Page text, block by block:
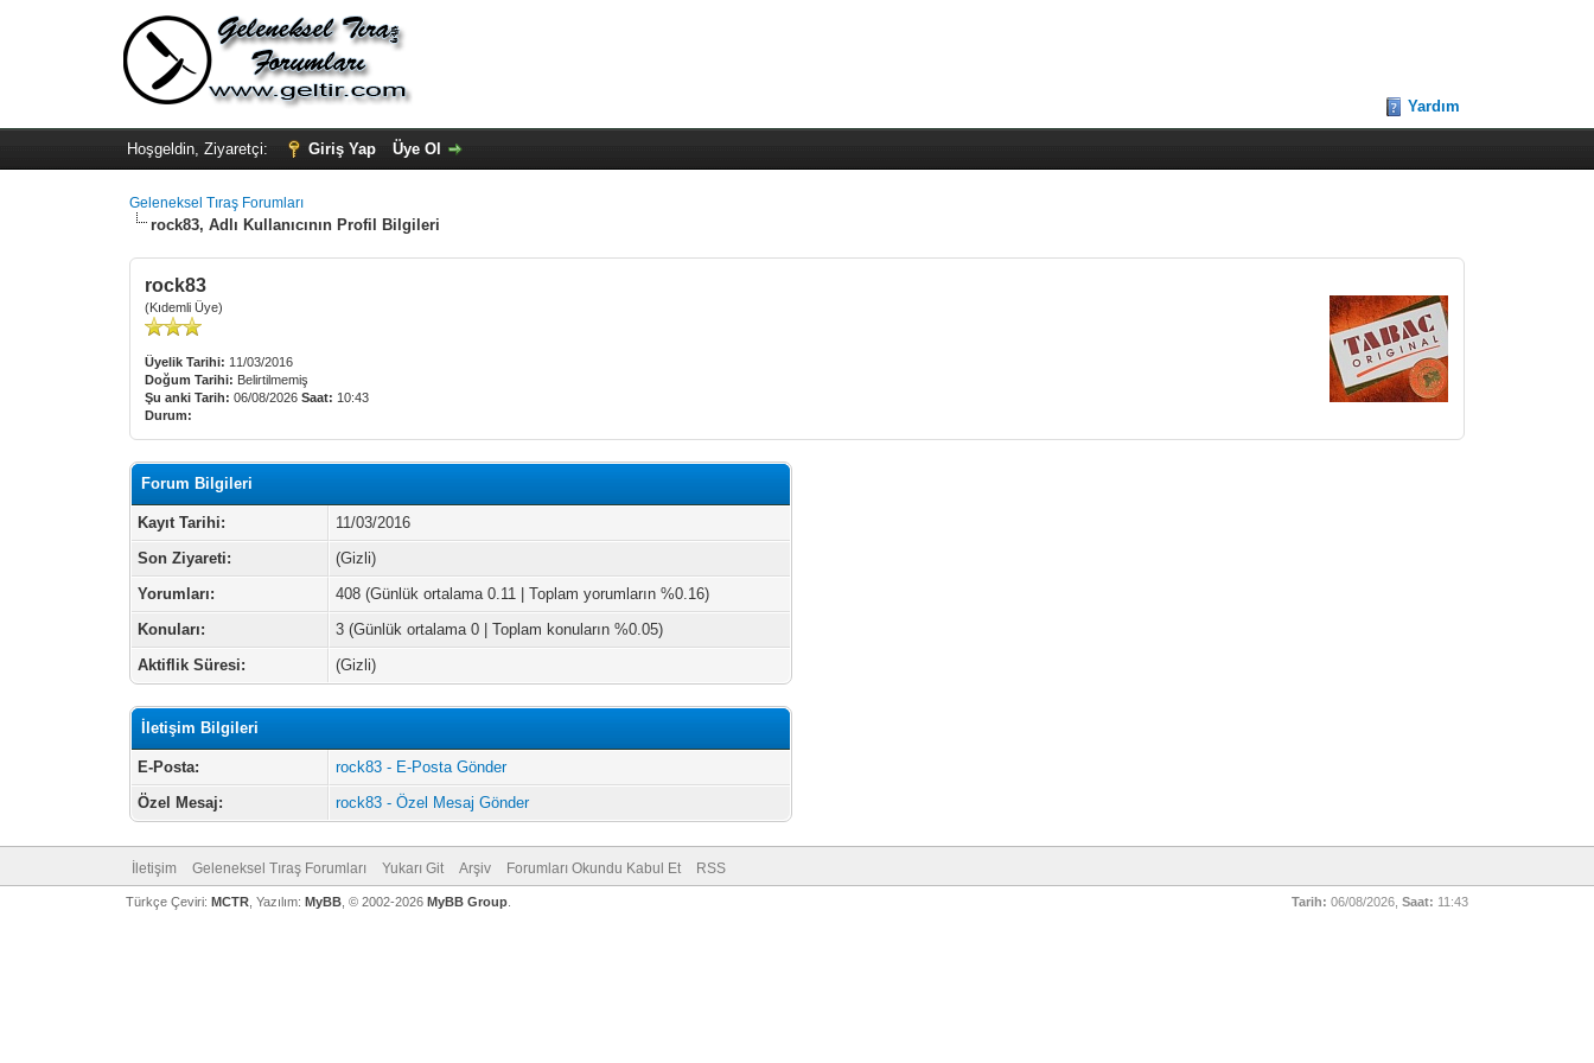
Yardım
Hoşgeldin, Ziyaretçi: Giriş Yap Üye Ol
Geleneksel Tıraş Forumları
rock83, Adlı Kullanıcının Profil Bilgileri
rock83
(Kıdemli Üye)
Üyelik Tarihi: 11/03/2016
Doğum Tarihi: Belirtilmemiş
Şu anki Tarih: 06/08/2026Saat: 10:43
Durum:
Forum Bilgileri
Kayıt Tarihi:
11/03/2016
Son Ziyareti:
(Gizli)
Yorumları:
408 (Günlük ortalama 0.11 | Toplam yorumların %0.16)
Konuları:
3 (Günlük ortalama 0 | Toplam konuların %0.05)
Aktiflik Süresi:
(Gizli)
İletişim Bilgileri
E-Posta:
rock83 - E-Posta Gönder
Özel Mesaj:
rock83 - Özel Mesaj Gönder
İletişim Geleneksel Tıraş Forumları Yukarı Git Arşiv Forumları Okundu Kabul Et RSS
Tarih: 06/08/2026,Saat: 11:43
Türkçe Çeviri: MCTR, Yazılım: MyBB, © 2002-2026 MyBB Group.